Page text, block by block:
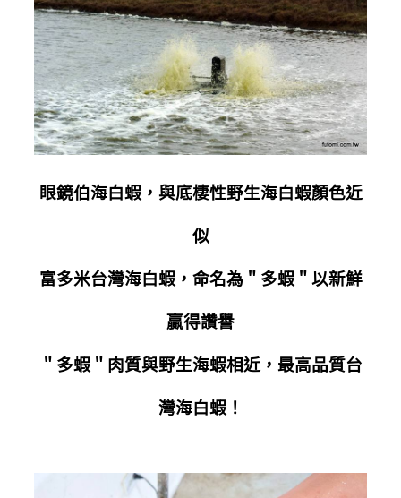
眼鏡伯海白蝦，與底棲性野生海白蝦顏色近
似
富多米台灣海白蝦，命名為＂多蝦＂以新鮮
贏得讚譽
＂多蝦＂肉質與野生海蝦相近，最高品質台
灣海白蝦！